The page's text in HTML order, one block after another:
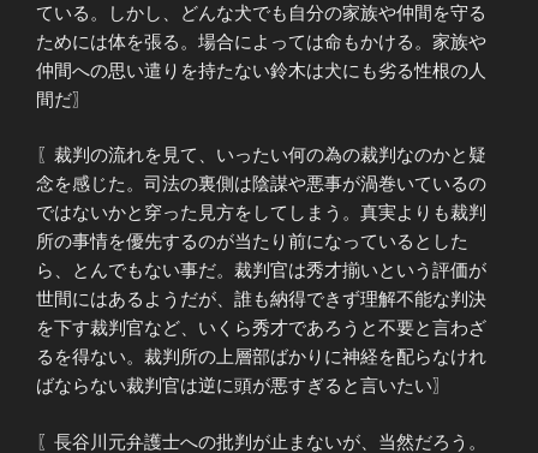
ている。しかし、どんな犬でも自分の家族や仲間を守る
ためには体を張る。場合によっては命もかける。家族や
仲間への思い遣りを持たない鈴木は犬にも劣る性根の人
間だ〗
〖裁判の流れを見て、いったい何の為の裁判なのかと疑
念を感じた。司法の裏側は陰謀や悪事が渦巻いているの
ではないかと穿った見方をしてしまう。真実よりも裁判
所の事情を優先するのが当たり前になっているとした
ら、とんでもない事だ。裁判官は秀才揃いという評価が
世間にはあるようだが、誰も納得できず理解不能な判決
を下す裁判官など、いくら秀才であろうと不要と言わざ
るを得ない。裁判所の上層部ばかりに神経を配らなけれ
ばならない裁判官は逆に頭が悪すぎると言いたい〗
〖長谷川元弁護士への批判が止まないが、当然だろう。